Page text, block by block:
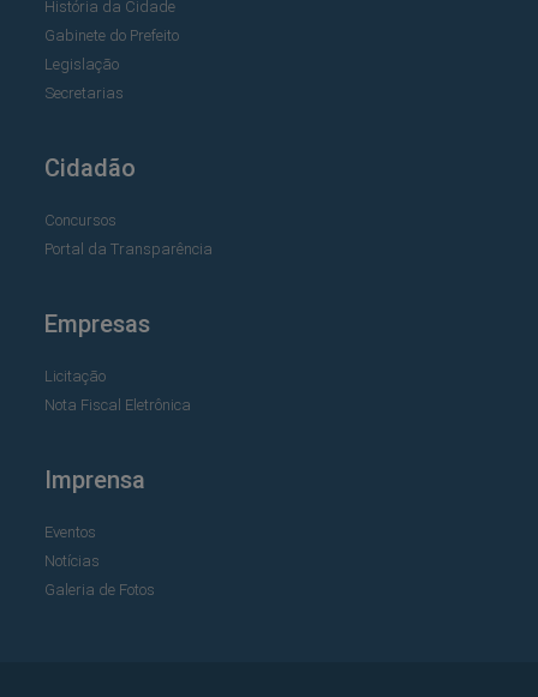
História da Cidade
Gabinete do Prefeito
Legislação
Secretarias
Cidadão
Concursos
Portal da Transparência
Empresas
Licitação
Nota Fiscal Eletrônica
Imprensa
Eventos
Notícias
Galeria de Fotos